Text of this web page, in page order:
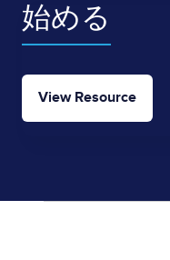
始める
View Resource